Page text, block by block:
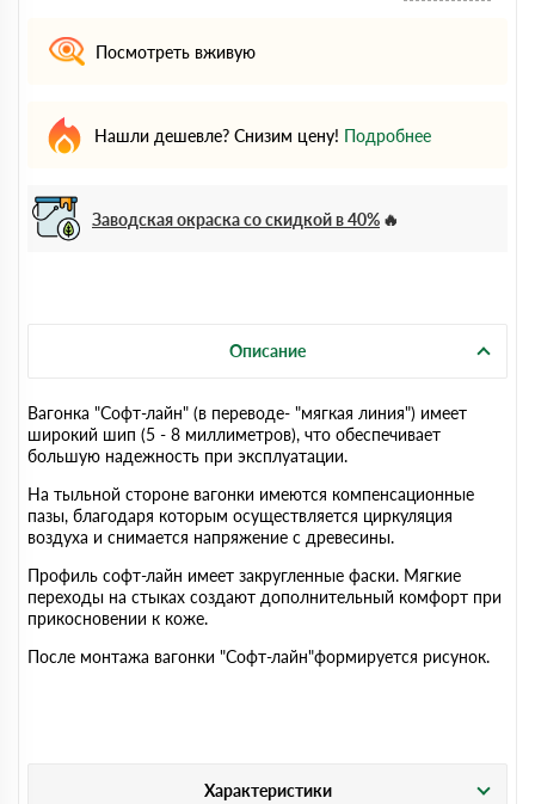
Посмотреть вживую
Нашли дешевле? Снизим цену! Подробнее
Заводская окраска со скидкой в 40%
Описание
Вагонка "Софт-лайн" (в переводе- "мягкая линия") имеет
широкий шип (5 - 8 миллиметров), что обеспечивает
большую надежность при эксплуатации.
На тыльной стороне вагонки имеются компенсационные
пазы, благодаря которым осуществляется циркуляция
воздуха и снимается напряжение с древесины.
Профиль софт-лайн имеет закругленные фаски. Мягкие
переходы на стыках создают дополнительный комфорт при
прикосновении к коже.
После монтажа вагонки "Софт-лайн"формируется рисунок.
Характеристики